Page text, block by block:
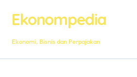
contentEkonompedia
Ekonomi, Bisnis dan Perpajakan